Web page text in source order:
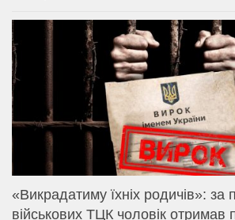
«Викрадатиму їхніх родичів»: за
військових ТЦК чоловік отримав